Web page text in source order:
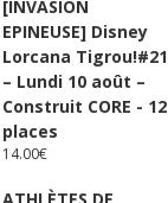
[INVASION
EPINEUSE] Disney
Lorcana Tigrou!#21
– Lundi 10 août –
Construit CORE - 12
places
14.00€